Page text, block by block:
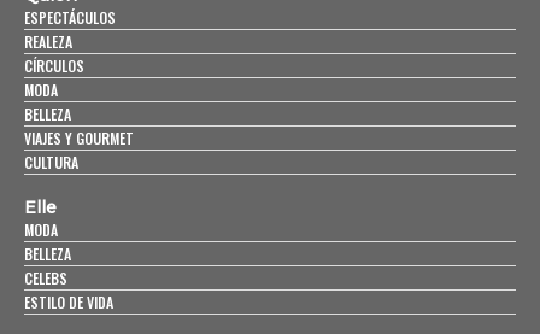
ESPECTÁCULOS
REALEZA
CÍRCULOS
MODA
BELLEZA
VIAJES Y GOURMET
CULTURA
Elle
MODA
BELLEZA
CELEBS
ESTILO DE VIDA